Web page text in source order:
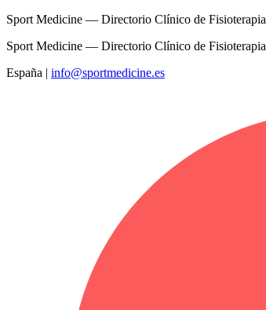
Sport Medicine — Directorio Clínico de Fisioterapia
Sport Medicine — Directorio Clínico de Fisioterapia
España | info@sportmedicine.es